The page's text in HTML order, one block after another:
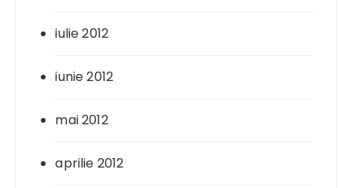
iulie 2012
iunie 2012
mai 2012
aprilie 2012